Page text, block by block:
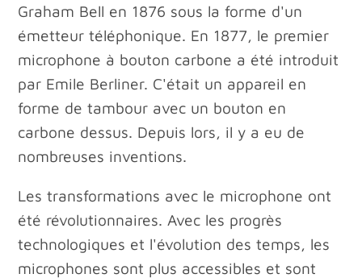
Graham Bell en 1876 sous la forme d'un
émetteur téléphonique. En 1877, le premier
microphone à bouton carbone a été introduit
par Emile Berliner. C'était un appareil en
forme de tambour avec un bouton en
carbone dessus. Depuis lors, il y a eu de
nombreuses inventions.
Les transformations avec le microphone ont
été révolutionnaires. Avec les progrès
technologiques et l'évolution des temps, les
microphones sont plus accessibles et sont